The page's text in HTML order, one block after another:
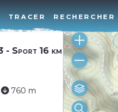
TRACER RECHERCHER
- Sport 16 km
760 m